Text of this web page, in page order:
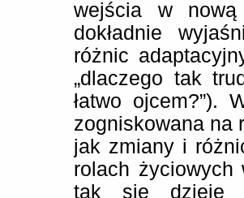
wejścia w
dokładnie
różnic
„dlaczego tak
łatwo ojcem?”).
zogniskowana na
jak zmiany i
rolach życiowych
tak się dzieje i